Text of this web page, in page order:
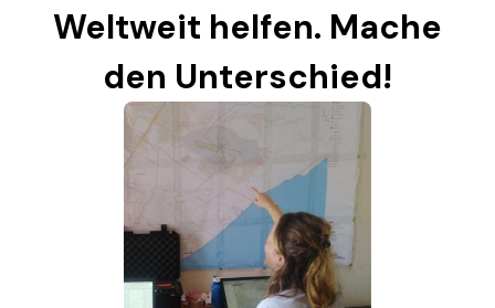
Weltweit helfen. Mache
den Unterschied!